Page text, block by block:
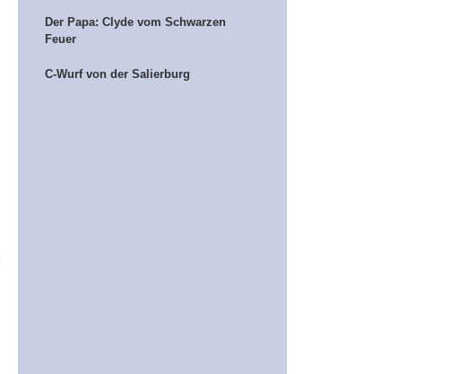
Der Papa: Clyde vom Schwarzen
Feuer
C-Wurf von der Salierburg